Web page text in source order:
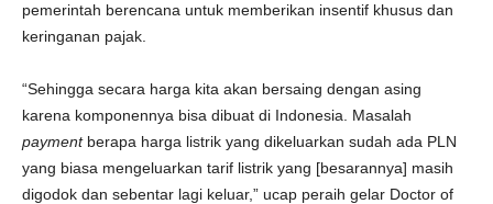
pemerintah berencana untuk memberikan insentif khusus dan
keringanan pajak.
“Sehingga secara harga kita akan bersaing dengan asing
karena komponennya bisa dibuat di Indonesia. Masalah
paymentberapa harga listrik yang dikeluarkan sudah ada PLN
yang biasa mengeluarkan tarif listrik yang [besarannya] masih
digodok dan sebentar lagi keluar,” ucap peraih gelar Doctor of